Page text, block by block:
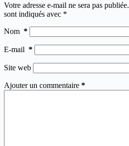
Votre adresse e-mail ne sera pas publiée.
sont indiqués avec *
Nom *
E-mail *
Site web
Ajouter un commentaire *